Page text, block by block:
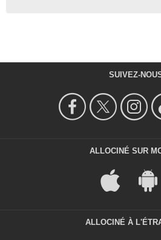
SUIVEZ-
ALLOCINÉ SUR
ALLOCINÉ À